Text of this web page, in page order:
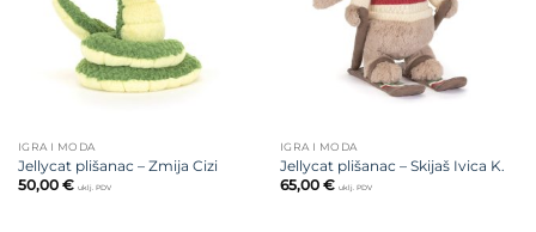
IGRA I MODA
Jellycat plišanac – Zmija Cizi
50,00 € uklj. PDV
IGRA I MODA
Jellycat plišanac – Skijaš Ivica K.
65,00 € uklj. PDV